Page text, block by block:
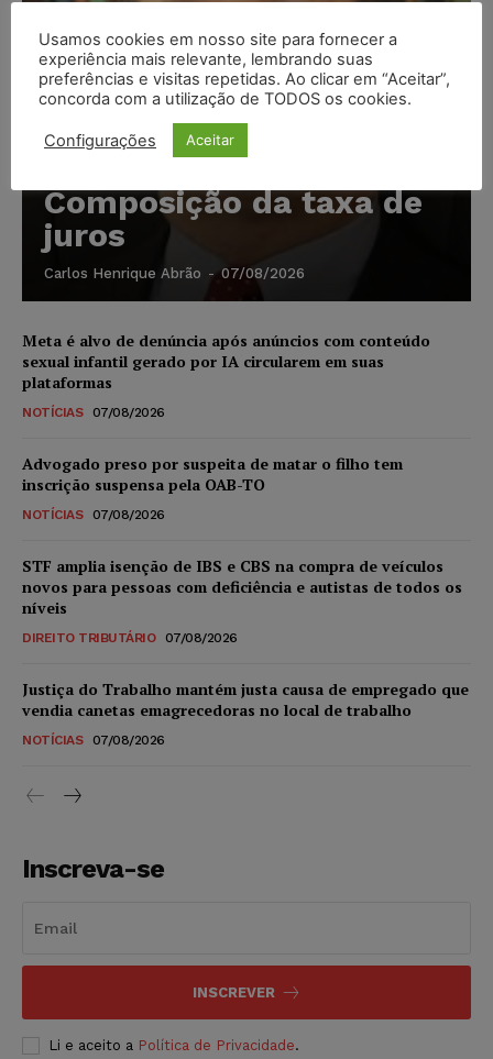
Composição da taxa de
juros
Carlos Henrique Abrão - 07/08/2026
Meta é alvo de denúncia após anúncios com conteúdo
sexual infantil gerado por IA circularem em suas
plataformas
NOTÍCIAS 07/08/2026
Advogado preso por suspeita de matar o filho tem
inscrição suspensa pela OAB-TO
NOTÍCIAS 07/08/2026
STF amplia isenção de IBS e CBS na compra de veículos
novos para pessoas com deficiência e autistas de todos os
níveis
DIREITO TRIBUTÁRIO 07/08/2026
Justiça do Trabalho mantém justa causa de empregado que
vendia canetas emagrecedoras no local de trabalho
NOTÍCIAS 07/08/2026
Inscreva-se
INSCREVER
Li e aceito a Política de Privacidade.
Usamos cookies em nosso site para fornecer a
experiência mais relevante, lembrando suas
preferências e visitas repetidas. Ao clicar em “Aceitar”,
concorda com a utilização de TODOS os cookies.
Configurações Aceitar